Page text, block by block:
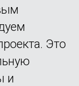
Это
и